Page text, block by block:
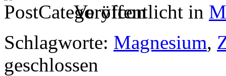
Veröffentlicht in
Schlagworte: Magnesium,
geschlossen